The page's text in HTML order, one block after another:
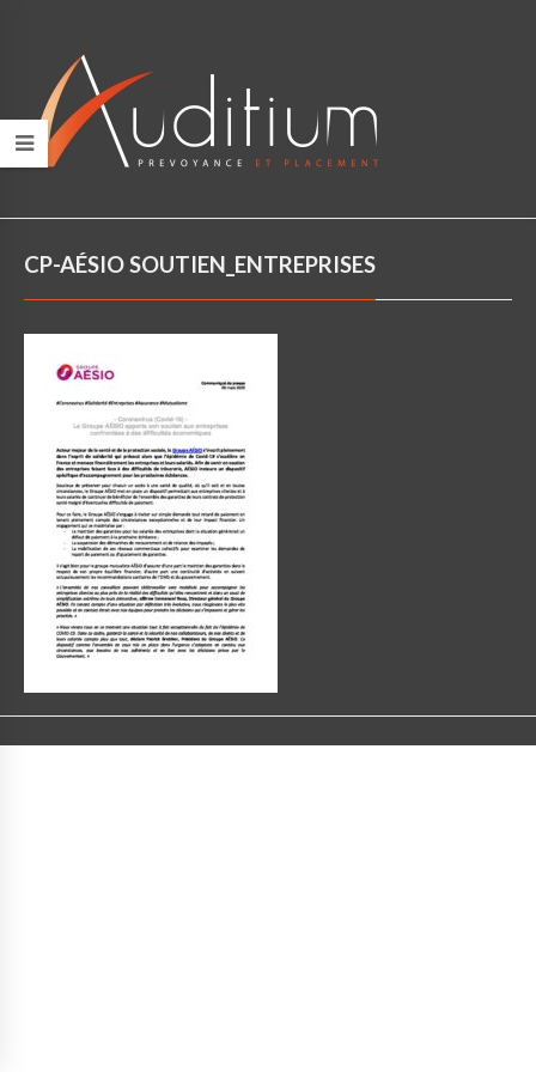
CP-AÉSIO SOUTIEN_ENTREPRISES